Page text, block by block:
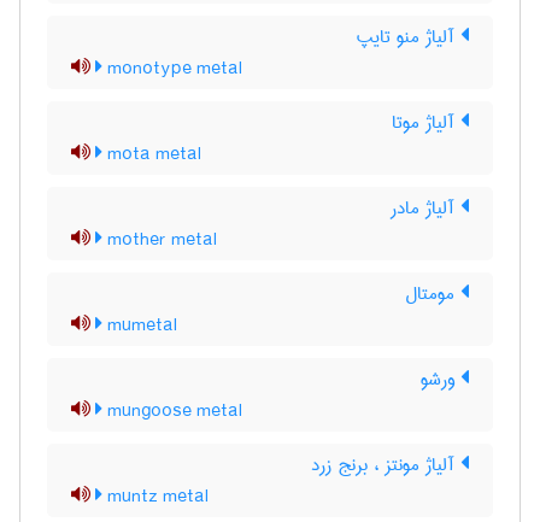
آلیاژ منو تایپ
monotype metal
آلیاژ موتا
mota metal
آلیاژ مادر
mother metal
مومتال
mumetal
ورشو
mungoose metal
آلیاژ مونتز ، برنج زرد
muntz metal